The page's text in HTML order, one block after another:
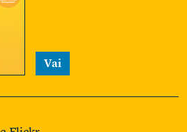
Vai